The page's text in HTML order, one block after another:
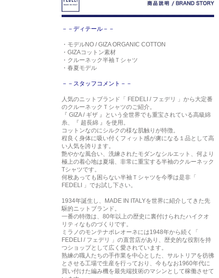
－－ディテール－－
・モデルNO / GIZA ORGANIC COTTON
・GIZAコットン素材
・クルーネック半袖Ｔシャツ
・春夏モデル
－－スタッフコメント－－
人気のニットブランド「 FEDELI / フェデリ 」から大定番
のクルーネックＴシャツのご紹介。
『 GIZA / ギザ 』という全世界でも重宝されている高級綿
糸、『 超長綿 』を使用。
コットンなのにシルクの様な肌触りが特徴。
程良く身体に吸い付くフィット感が虜になる１品として高
い人気を誇ります。
艶やかな風合い、洗練されたモダンなシルエット、何より
極上の着心地は夏場、非常に重宝する半袖のクルーネック
Tシャツです。
何枚あっても困らない半袖Ｔシャツを今季は是非「
FEDELI 」でお試し下さい。
1934年誕生し、MADE IN ITALYを世界に紹介してきた先
駆的ニットブランド。
一番の特徴は、80年以上の歴史に裏付けられたハイクオ
リティなものづくりです。
ミラノのモンテナポレオーネには1948年から続く「
FEDELI / フェデリ 」の直営店があり、歴史的な役割を持
つショップとして広く愛されています。
熟練の職人たちの手作業を中心とした、サルトリアを彷彿
とさせる工場で生産を行っており、今もなお1960年代に
買い付けた編み機を最先端技術のマシンとして稼働させて